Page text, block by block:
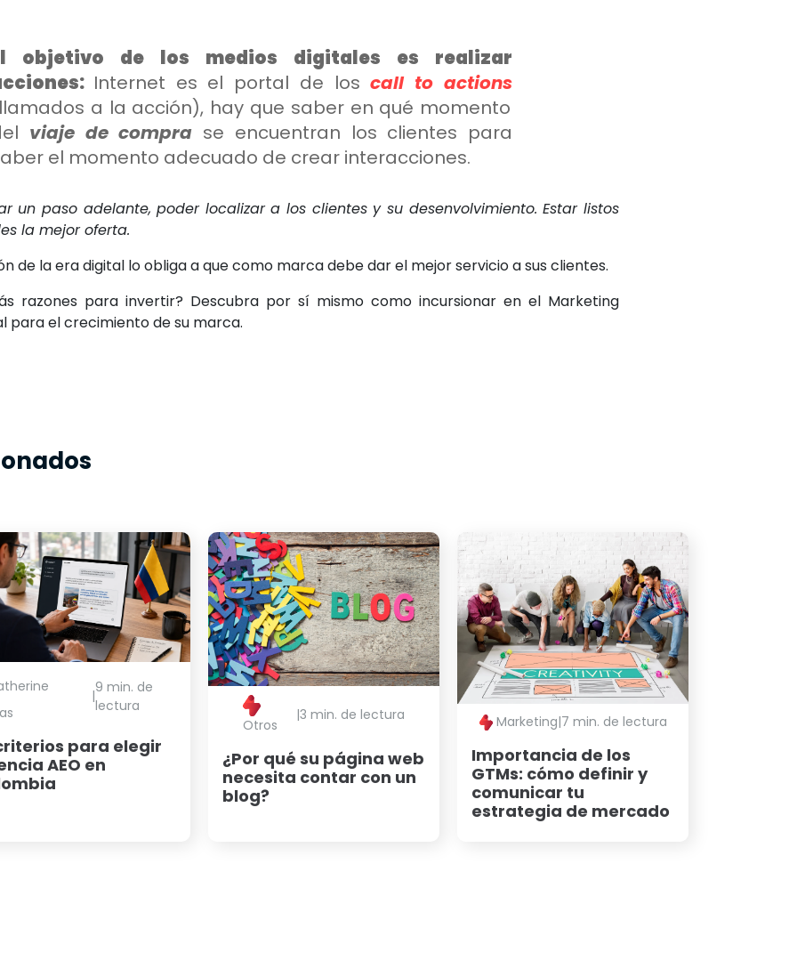
objetivo de los medios digitales es realizar
Internet es el portal de loscall to actions
a la acción), hay que saber en qué momento
viaje de compra se encuentran los clientes para
el momento adecuado de crear interacciones.
un paso adelante, poder localizar a los clientes y su desenvolvimiento. Estar listos
la mejor oferta.
de la era digital lo obliga a que como marca debe dar el mejor servicio a sus clientes.
razones para invertir? Descubra por sí mismo como incursionar en el Marketing
para el crecimiento de su marca.
|
9 min. de
lectura
para elegir
AEO en
Otros
|3 min. de lectura
¿Por qué su página web
necesita contar con un
blog?
Marketing|7 min. de lectura
Importancia de los
GTMs: cómo definir y
comunicar tu
estrategia de mercado